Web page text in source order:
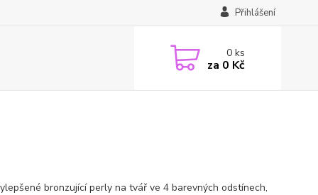
Přihlášení
0ks
za 0 Kč
bronzující perly na tvář ve 4 barevných odstínech,